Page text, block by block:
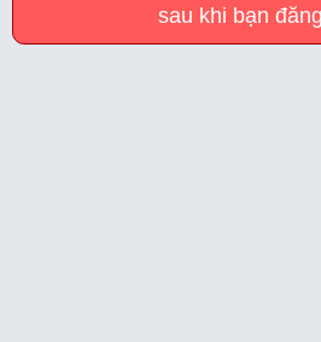
sau khi bạn